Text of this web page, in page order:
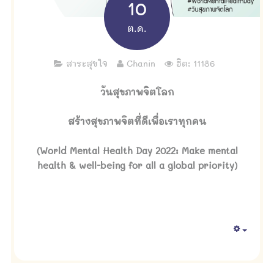
10
ต.ค.
สาระสุขใจ Chanin ฮิต: 11186
วันสุขภาพจิตโลก
สร้างสุขภาพจิตที่ดีเพื่อเราทุกคน
(World Mental Health Day 2022: Make mental
health & well-being for all a global priority)